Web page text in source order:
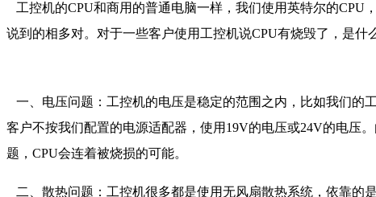
工控机的CPU和商用的普通电脑一样，我们使用英特尔的CPU
说到的相多对。对于一些客户使用工控机说CPU有烧毁了，是什
一、电压问题：工控机的电压是稳定的范围之内，比如我们的
客户不按我们配置的电源适配器，使用19V的电压或24V的电压
题，CPU会连着被烧损的可能。
二、散热问题：工控机很多都是使用无风扇散热系统，依靠的